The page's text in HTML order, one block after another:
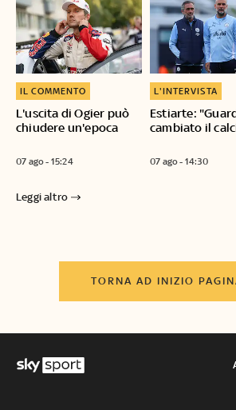
L'uscita di Ogier può
chiudere un'epoca
IL COMMENTO
07 ago - 15:24
Estiarte:
cambiato il
L'INTERVISTA
07 ago - 14:30
Leggi altro
TORNA AD INIZIO